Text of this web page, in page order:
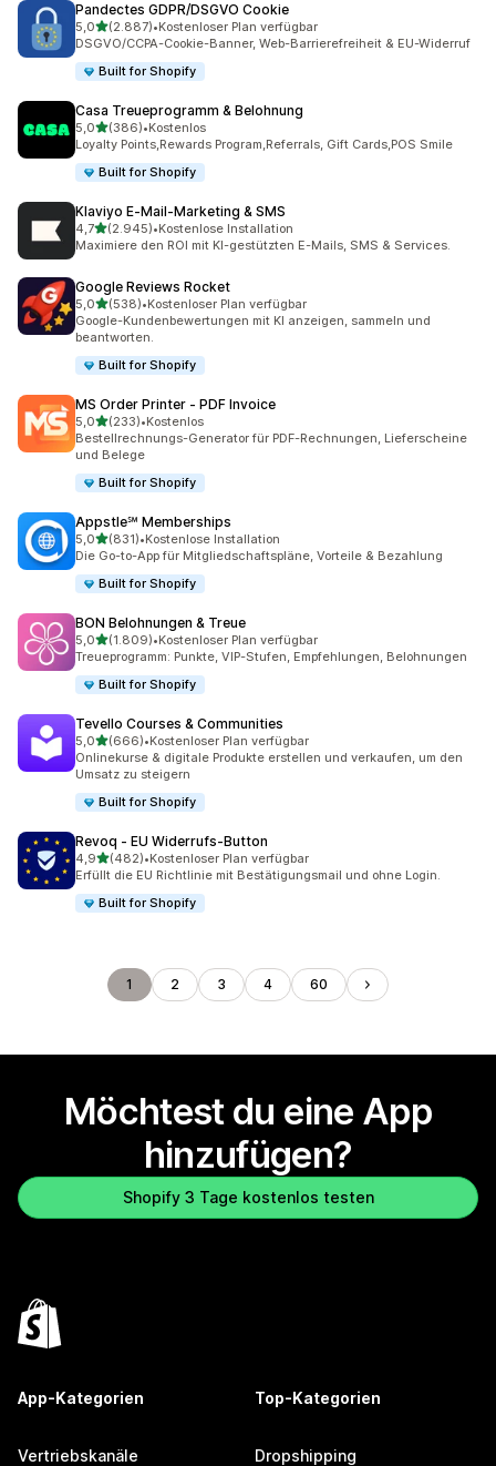
Pandectes GDPR/DSGVO Cookie
5,0von 5 Sternen
(2.887)
2887 Rezensionen insgesamt
•Kostenloser Plan verfügbar
DSGVO/CCPA-Cookie-Banner, Web-Barrierefreiheit & EU-Widerruf
Built for Shopify
Casa Treueprogramm & Belohnung
5,0von 5 Sternen
(386)
386 Rezensionen insgesamt
•Kostenlos
Loyalty Points,Rewards Program,Referrals, Gift Cards,POS Smile
Built for Shopify
Klaviyo E‑Mail‑Marketing & SMS
4,7von 5 Sternen
(2.945)
2945 Rezensionen insgesamt
•Kostenlose Installation
Maximiere den ROI mit KI-gestützten E-Mails, SMS & Services.
Google Reviews Rocket
5,0von 5 Sternen
(538)
538 Rezensionen insgesamt
•Kostenloser Plan verfügbar
Google-Kundenbewertungen mit KI anzeigen, sammeln und
beantworten.
Built for Shopify
MS Order Printer ‑ PDF Invoice
5,0von 5 Sternen
(233)
233 Rezensionen insgesamt
•Kostenlos
Bestellrechnungs-Generator für PDF-Rechnungen, Lieferscheine
und Belege
Built for Shopify
Appstle℠ Memberships
5,0von 5 Sternen
(831)
831 Rezensionen insgesamt
•Kostenlose Installation
Die Go-to-App für Mitgliedschaftspläne, Vorteile & Bezahlung
Built for Shopify
BON Belohnungen & Treue
5,0von 5 Sternen
(1.809)
1809 Rezensionen insgesamt
•Kostenloser Plan verfügbar
Treueprogramm: Punkte, VIP-Stufen, Empfehlungen, Belohnungen
Built for Shopify
Tevello Courses & Communities
5,0von 5 Sternen
(666)
666 Rezensionen insgesamt
•Kostenloser Plan verfügbar
Onlinekurse & digitale Produkte erstellen und verkaufen, um den
Umsatz zu steigern
Built for Shopify
Revoq ‑ EU Widerrufs‑Button
4,9von 5 Sternen
(482)
482 Rezensionen insgesamt
•Kostenloser Plan verfügbar
Erfüllt die EU Richtlinie mit Bestätigungsmail und ohne Login.
Built for Shopify
1 2 3 4 60
Möchtest du eine App
hinzufügen?
Shopify 3 Tage kostenlos testen
App-Kategorien
Vertriebskanäle
Top-Kategorien
Dropshipping